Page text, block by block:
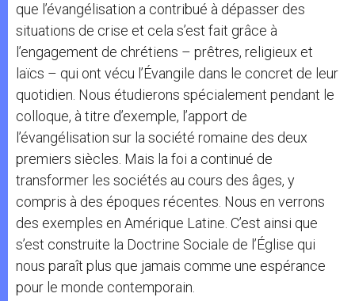
que l’évangélisation a contribué à dépasser des
situations de crise et cela s’est fait grâce à
l’engagement de chrétiens – prêtres, religieux et
laïcs – qui ont vécu l’Évangile dans le concret de leur
quotidien. Nous étudierons spécialement pendant le
colloque, à titre d’exemple, l’apport de
l’évangélisation sur la société romaine des deux
premiers siècles. Mais la foi a continué de
transformer les sociétés au cours des âges, y
compris à des époques récentes. Nous en verrons
des exemples en Amérique Latine. C’est ainsi que
s’est construite la Doctrine Sociale de l’Église qui
nous paraît plus que jamais comme une espérance
pour le monde contemporain.